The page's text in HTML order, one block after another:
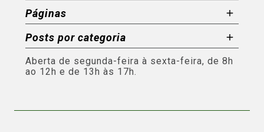
Páginas
Posts por categoria
Aberta de segunda-feira à sexta-feira, de 8h
ao 12h e de 13h às 17h.